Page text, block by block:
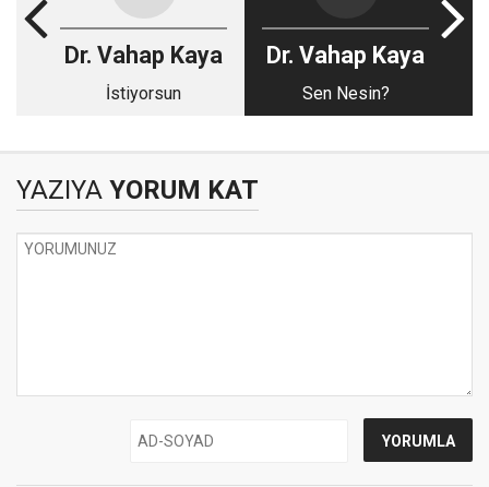
Dr. Vahap Kaya
İstiyorsun
Dr. Vahap Kaya
Sen Nesin?
YAZIYA YORUM KAT